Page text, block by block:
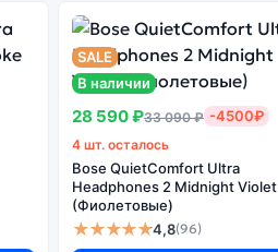
объединенной памяти
от конфигурации
при смешанной нагрузке
MagSafe, аудиоразъем
и работы с внешними
SALE
В наличии
28 590 ₽33 090 ₽ -4500₽
4 шт. осталось
Bose QuietComfort Ultra
Headphones 2 Midnight Violet
(Фиолетовые)
★★★★★4,8(96)